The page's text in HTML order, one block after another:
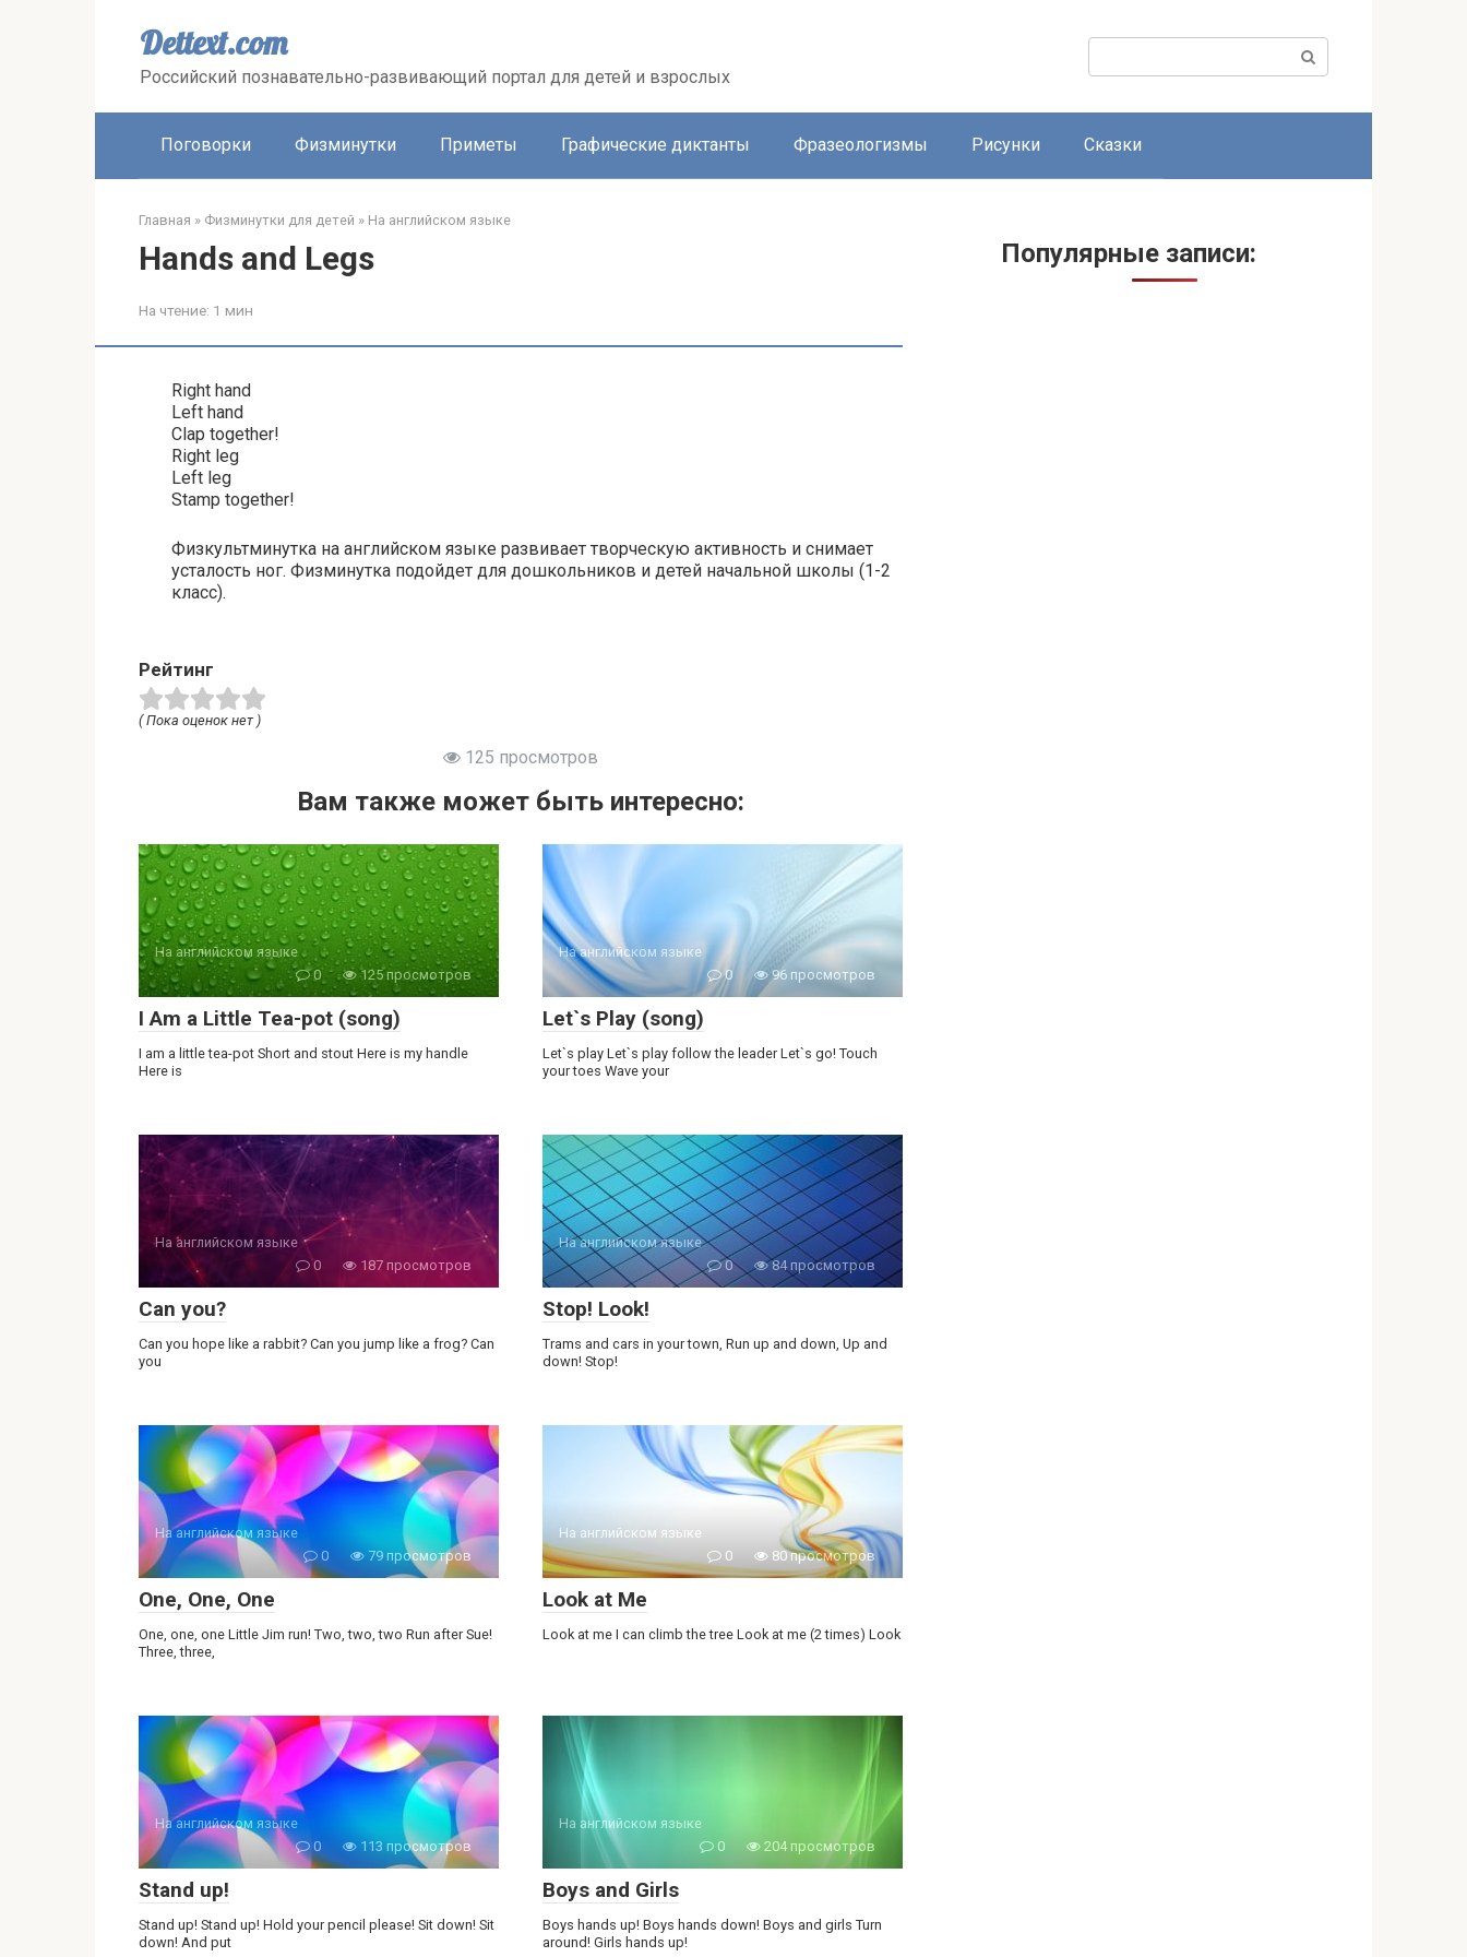
Dettext.com
Российский познавательно-развивающий портал для детей и взрослых
Поиск:
Поговорки Физминутки Приметы Графические диктанты Фразеологизмы Рисунки Сказки
Главная » Физминутки для детей » На английском языке
Hands and Legs
На чтение: 1 мин
Right hand
Left hand
Clap together!
Right leg
Left leg
Stamp together!
Физкультминутка на английском языке развивает творческую активность и снимает
усталость ног. Физминутка подойдет для дошкольников и детей начальной школы (1-2
класс).
Рейтинг
( Пока оценок нет )
125 просмотров
Вам также может быть интересно:
На английском языке
0
125 просмотров
I Am a Little Tea-pot (song)
I am a little tea-pot Short and stout Here is my handle
Here is
На английском языке
0
96 просмотров
Let`s Play (song)
Let`s play Let`s play follow the leader Let`s go! Touch
your toes Wave your
На английском языке
0
187 просмотров
Can you?
Can you hope like a rabbit? Can you jump like a frog? Can
you
На английском языке
0
84 просмотров
Stop! Look!
Trams and cars in your town, Run up and down, Up and
down! Stop!
На английском языке
0
79 просмотров
One, One, One
One, one, one Little Jim run! Two, two, two Run after Sue!
Three, three,
На английском языке
0
80 просмотров
Look at Me
Look at me I can climb the tree Look at me (2 times) Look
На английском языке
0
113 просмотров
Stand up!
Stand up! Stand up! Hold your pencil please! Sit down! Sit
down! And put
На английском языке
0
204 просмотров
Boys and Girls
Boys hands up! Boys hands down! Boys and girls Turn
around! Girls hands up!
Популярные записи: